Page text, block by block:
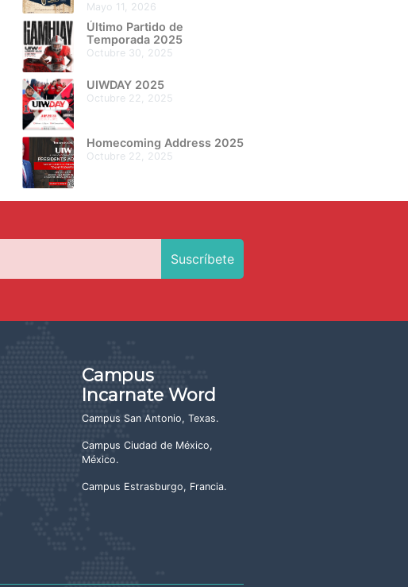
mayo 11, 2026
Último Partido de
Temporada 2025
octubre 30, 2025
UIWDAY 2025
octubre 22, 2025
Homecoming Address 2025
octubre 22, 2025
Campus
Incarnate Word
Campus San Antonio, Texas.
Campus Ciudad de México,
México.
Campus Estrasburgo, Francia.